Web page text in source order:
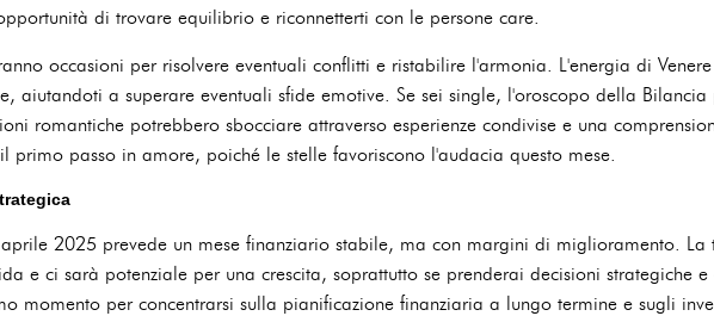
di trovare equilibrio e riconnetterti con le persone care.
occasioni per risolvere eventuali conflitti e ristabilire l'armonia. L'energia di Venere
aiutandoti a superare eventuali sfide emotive. Se sei single, l'oroscopo della
romantiche potrebbero sbocciare attraverso esperienze condivise e una
primo passo in amore, poiché le stelle favoriscono l'audacia questo mese.
2025 prevede un mese finanziario stabile, ma con margini di miglioramento. La
e ci sarà potenziale per una crescita, soprattutto se prenderai decisioni strategiche e
momento per concentrarsi sulla pianificazione finanziaria a lungo termine e sugli